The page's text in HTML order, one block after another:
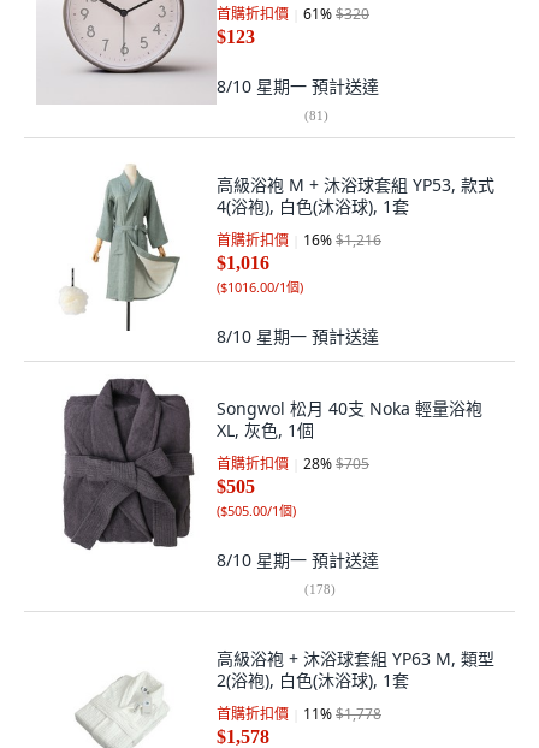
首購折扣價 61%$320
$123
8/10 星期一 預計送達
(81)
高級浴袍 M + 沐浴球套組 YP53, 款式
4(浴袍), 白色(沐浴球), 1套
首購折扣價 16%$1,216
$1,016
($1016.00/1個)
8/10 星期一 預計送達
Songwol 松月 40支 Noka 輕量浴袍
XL, 灰色, 1個
首購折扣價 28%$705
$505
($505.00/1個)
8/10 星期一 預計送達
(178)
高級浴袍 + 沐浴球套組 YP63 M, 類型
2(浴袍), 白色(沐浴球), 1套
首購折扣價 11%$1,778
$1,578